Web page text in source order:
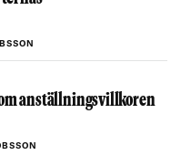
anställningsvillkoren